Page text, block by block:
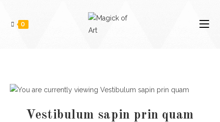
0
Vestibulum sapin prin quam